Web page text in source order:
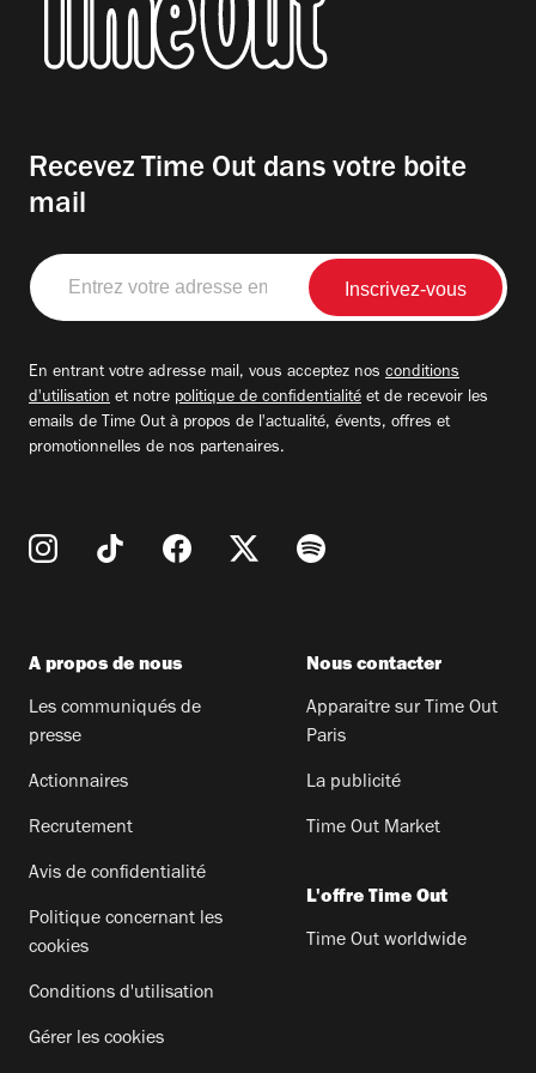
Recevez Time Out dans votre boite
mail
Entrez
votre
adresse
En entrant votre adresse mail, vous acceptez nos conditions
d'utilisation et notre politique de confidentialité et de recevoir les
emails de Time Out à propos de l'actualité, évents, offres et
promotionnelles de nos partenaires.
A propos de nous
Les communiqués de
presse
Actionnaires
Recrutement
Avis de confidentialité
Politique concernant les
cookies
Conditions d'utilisation
Gérer les cookies
Nous contacter
Apparaitre sur Time Out
Paris
La publicité
Time Out Market
L'offre Time Out
Time Out worldwide